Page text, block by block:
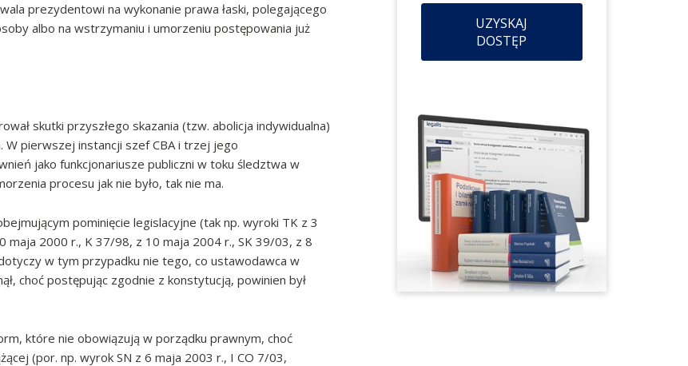
prezydentowi na wykonanie prawa łaski, polegającego
albo na wstrzymaniu i umorzeniu postępowania już
skutki przyszłego skazania (tzw. abolicja indywidualna)
pierwszej instancji szef CBA i trzej jego
jako funkcjonariusze publiczni w toku śledztwa w
procesu jak nie było, tak nie ma.
pominięcie legislacyjne (tak np. wyroki TK z 3
2000 r., K 37/98, z 10 maja 2004 r., SK 39/03, z 8
w tym przypadku nie tego, co ustawodawca w
choć postępując zgodnie z konstytucją, powinien był
które nie obowiązują w porządku prawnym, choć
(por. np. wyrok SN z 6 maja 2003 r., I CO 7/03,
UZYSKAJ
DOSTĘP